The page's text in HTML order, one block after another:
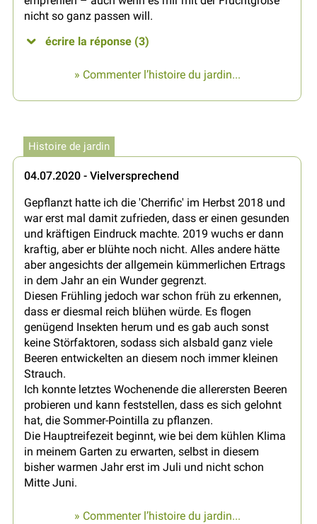
nicht so ganz passen will.
écrire la réponse (3)
» Commenter l’histoire du jardin...
Histoire de jardin
04.07.2020 - Vielversprechend
Gepflanzt hatte ich die 'Cherrific' im Herbst 2018 und
war erst mal damit zufrieden, dass er einen gesunden
und kräftigen Eindruck machte. 2019 wuchs er dann
kraftig, aber er blühte noch nicht. Alles andere hätte
aber angesichts der allgemein kümmerlichen Ertrags
in dem Jahr an ein Wunder gegrenzt.
Diesen Frühling jedoch war schon früh zu erkennen,
dass er diesmal reich blühen würde. Es flogen
genügend Insekten herum und es gab auch sonst
keine Störfaktoren, sodass sich alsbald ganz viele
Beeren entwickelten an diesem noch immer kleinen
Strauch.
Ich konnte letztes Wochenende die allerersten Beeren
probieren und kann feststellen, dass es sich gelohnt
hat, die Sommer-Pointilla zu pflanzen.
Die Hauptreifezeit beginnt, wie bei dem kühlen Klima
in meinem Garten zu erwarten, selbst in diesem
bisher warmen Jahr erst im Juli und nicht schon
Mitte Juni.
» Commenter l’histoire du jardin...